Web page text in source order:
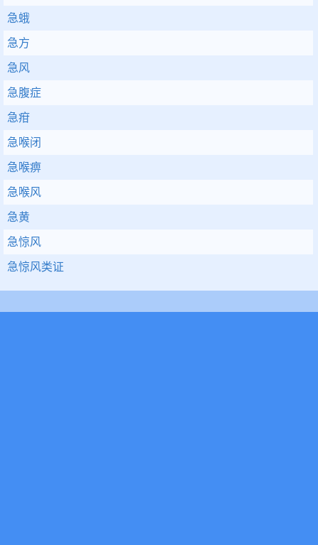
急蛾
急方
急风
急腹症
急疳
急喉闭
急喉痹
急喉风
急黄
急惊风
急惊风类证